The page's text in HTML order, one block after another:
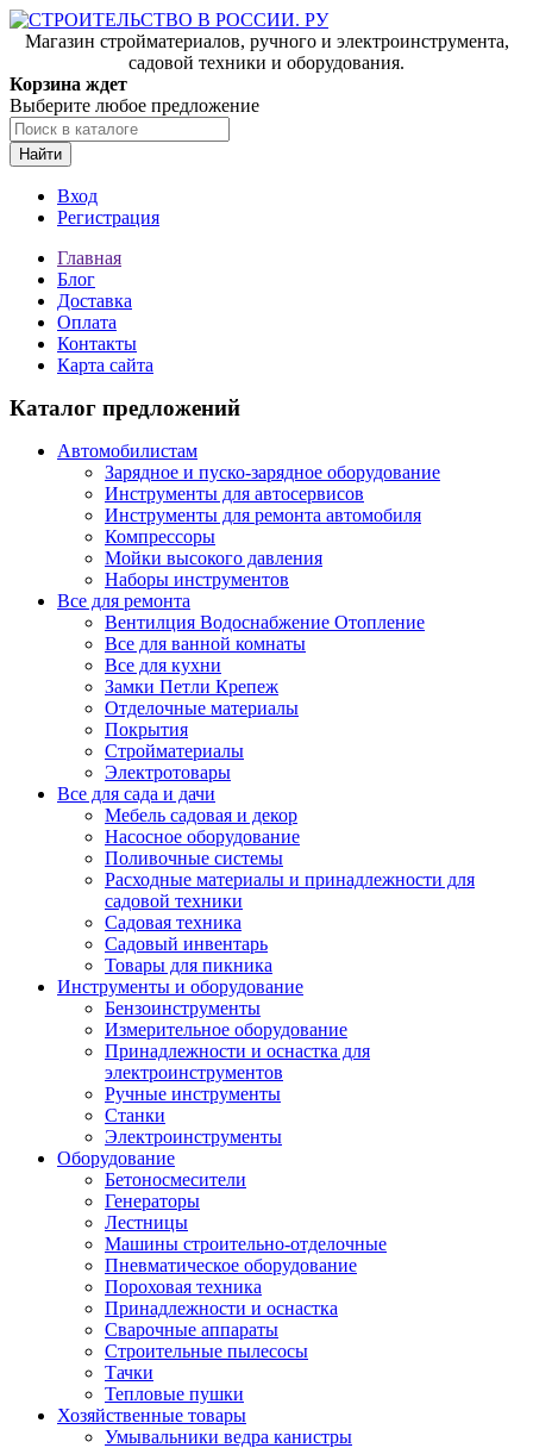
Магазин стройматериалов, ручного и электроинструмента,
садовой техники и оборудования.
Корзина ждет
Выберите любое предложение
Найти
Вход
Регистрация
Главная
Блог
Доставка
Оплата
Контакты
Карта сайта
Каталог предложений
Автомобилистам
Зарядное и пуско-зарядное оборудование
Инструменты для автосервисов
Инструменты для ремонта автомобиля
Компрессоры
Мойки высокого давления
Наборы инструментов
Все для ремонта
Вентилция Водоснабжение Отопление
Все для ванной комнаты
Все для кухни
Замки Петли Крепеж
Отделочные материалы
Покрытия
Стройматериалы
Электротовары
Все для сада и дачи
Мебель садовая и декор
Насосное оборудование
Поливочные системы
Расходные материалы и принадлежности для
садовой техники
Садовая техника
Садовый инвентарь
Товары для пикника
Инструменты и оборудование
Бензоинструменты
Измерительное оборудование
Принадлежности и оснастка для
электроинструментов
Ручные инструменты
Станки
Электроинструменты
Оборудование
Бетоносмесители
Генераторы
Лестницы
Машины строительно-отделочные
Пневматическое оборудование
Пороховая техника
Принадлежности и оснастка
Сварочные аппараты
Строительные пылесосы
Тачки
Тепловые пушки
Хозяйственные товары
Умывальники ведра канистры